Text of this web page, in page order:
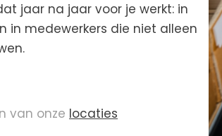
jaar na jaar voor je werkt: in
in medewerkers die niet alleen
van onze locaties